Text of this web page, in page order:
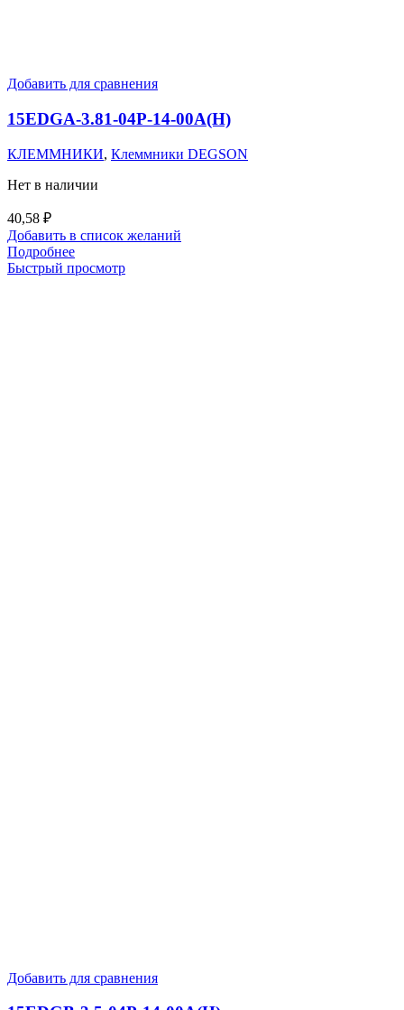
Добавить для сравнения
15EDGA-3.81-04P-14-00A(H)
КЛЕММНИКИ, Клеммники DEGSON
Нет в наличии
40,58 ₽
Добавить в список желаний
Подробнее
Быстрый просмотр
Добавить для сравнения